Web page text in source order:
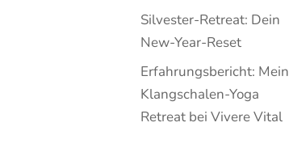
Silvester-Retreat: Dein
New-Year-Reset
Erfahrungsbericht: Mein
Klangschalen-Yoga
Retreat bei Vivere Vital